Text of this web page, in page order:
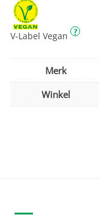
V-Label Vegan ?
Merk
Winkel